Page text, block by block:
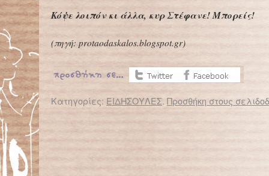
Κόψε λοιπόν κι άλλα, κυρ Στέφανε! Μπορείς!
(πηγή: protaodaskalos.blogspot.gr)
Κατηγορίες: ΕΙΔΗΣΟΥΛΕΣ. Προσθήκη στους
← Επιστροφή στο %s
Οι πρώτοι «εθελοντές» βρίσκονται ήδη στα σχολεία, κύριε υπουργέ!